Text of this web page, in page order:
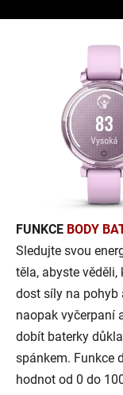
FUNKCE BODY
Sledujte svou
těla, abyste věděli,
dost síly na pohyb
naopak vyčerpaní
dobít baterky
spánkem. Funkce
hodnot od 0 do